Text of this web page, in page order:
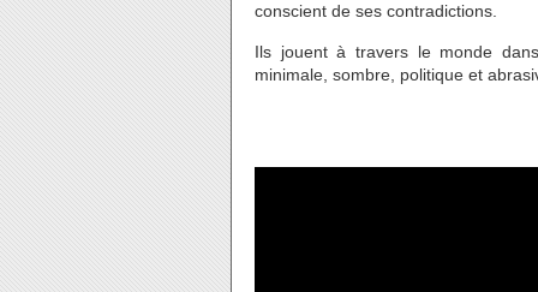
conscient de ses contradictions.
Ils jouent à travers le monde
minimale, sombre, politique et